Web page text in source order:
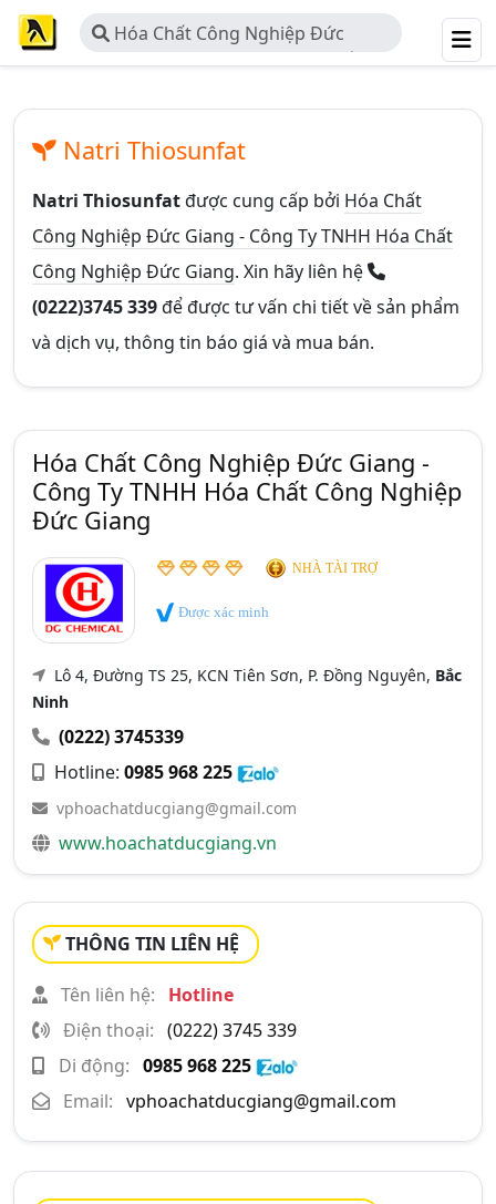
Hóa Chất Công Nghiệp Đức
Giang - Công Ty TNHH Hóa Chất
Natri Thiosunfat
Natri Thiosunfatđược cung cấp bởi Hóa Chất
Công Nghiệp Đức Giang - Công Ty TNHH Hóa Chất
Công Nghiệp Đức Giang. Xin hãy liên hệ
(0222)3745 339để được tư vấn chi tiết về sản phẩm
và dịch vụ, thông tin báo giá và mua bán.
Hóa Chất Công Nghiệp Đức Giang -
Công Ty TNHH Hóa Chất Công Nghiệp
Đức Giang
NHÀ TÀI TRỢ
Được xác minh
Lô 4, Đường TS 25, KCN Tiên Sơn, P. Đồng Nguyên, Bắc
Ninh
(0222) 3745339
Hotline: 0985 968 225
vphoachatducgiang@gmail.com
www.hoachatducgiang.vn
THÔNG TIN LIÊN HỆ
Tên liên hệ:
Hotline
Điện thoại: (0222) 3745 339
Di động: 0985 968 225
Email: vphoachatducgiang@gmail.com